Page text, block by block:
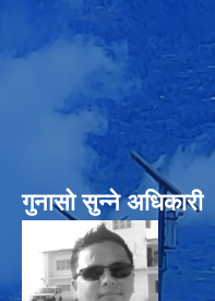
गुनासो सुन्‍ने अधिकारी